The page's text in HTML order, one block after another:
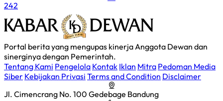
242
Portal berita yang mengupas kinerja Anggota Dewan dan
sinerginya dengan Pemerintah.
Tentang Kami Pengelola Kontak Iklan Mitra Pedoman Media
Siber Kebijakan Privasi Terms and Condition Disclaimer
Jl. Cimencrang No. 100 Gedebage Bandung